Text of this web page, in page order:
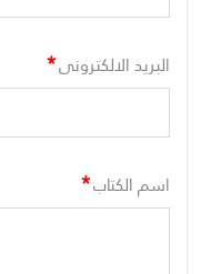
البريد الالكترونى*
اسم الكتاب*